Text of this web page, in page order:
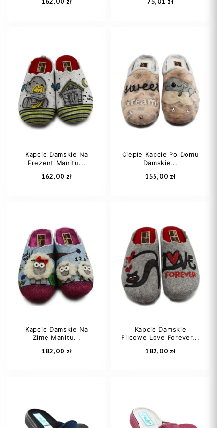
35 36 37
Dodaj do koszyka
42 43
44
45
46 +1
Dodaj do koszyka
Kapcie Damskie Na
Prezent Manitu...
162,00 zł
35
Dodaj do koszyka
Ciepłe Kapcie Po Domu
Damskie...
155,00 zł
37
Dodaj do koszyka
Kapcie Damskie Na
Zimę Manitu...
182,00 zł
Kapcie Damskie
Filcowe Love Forever...
182,00 zł